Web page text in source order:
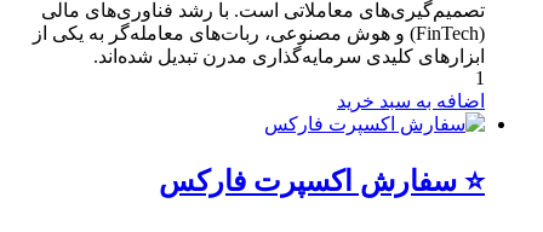
تصمیم‌گیری‌های معاملاتی است. با رشد فناوری‌های مالی
(FinTech) و هوش مصنوعی، ربات‌های معامله‌گر به یکی از
ابزارهای کلیدی سرمایه‌گذاری مدرن تبدیل شده‌اند.
1
اضافه به سبد خرید
⭐ سفارش اکسپرت فارکس